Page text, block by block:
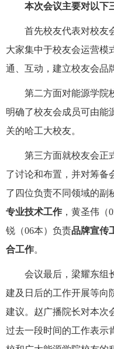
本次会议主要对以下
首先校友代表对校友
大家集中于校友会运营模
通、互动，建立校友会品
第二方面对能源学院
明确了校友会成员可由能
关的哈工大校友。
第三方面就校友会正
了讨论和布置，并对筹备
了四位负责不同领域的副
专业技术工作 ，黄圣伟（
锐（06本）负责品牌宣传
合工作。
会议最后，梁耀东组
建及日后的工作开展等向
建议。 赵广播院长对本次
过去一段时间的工作表示